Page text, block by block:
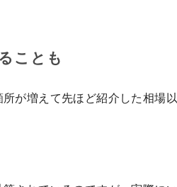
ことも
が増えて先ほど紹介した相場